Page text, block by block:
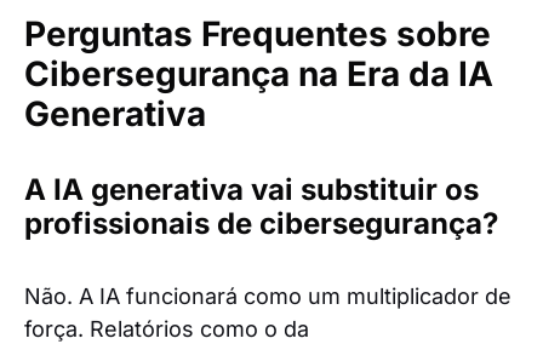
Perguntas Frequentes sobre
Cibersegurança na Era da IA
Generativa
A IA generativa vai substituir os
profissionais de cibersegurança?
Não. A IA funcionará como um multiplicador de
força. Relatórios como o da